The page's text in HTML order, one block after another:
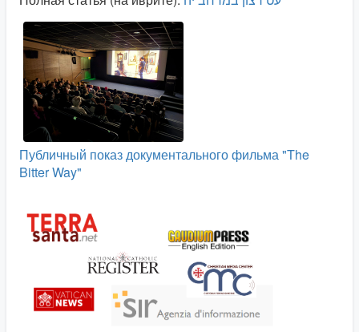
Публичный показ документального фильма "The
Bitter Way"